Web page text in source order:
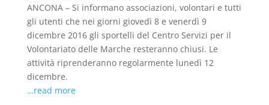
ANCONA – Si informano associazioni, volontari e tutti
gli utenti che nei giorni giovedì 8 e venerdì 9
dicembre 2016 gli sportelli del Centro Servizi per il
Volontariato delle Marche resteranno chiusi. Le
attività riprenderanno regolarmente lunedì 12
dicembre.
…read more